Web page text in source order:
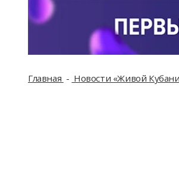
Главная Новости «Живой